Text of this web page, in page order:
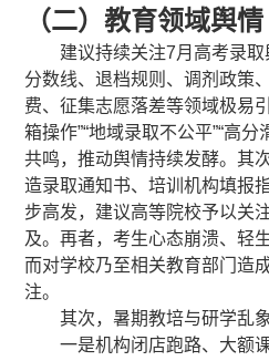
（二）教育领域舆情
建议持续关注7月高考录
分数线、退档规则、调剂政策
费、征集志愿落差等领域极易
箱操作”“地域录取不公平”“高
共鸣，推动舆情持续发酵。其
造录取通知书、培训机构填报
步高发，建议高等院校予以关
及。再者，考生心态崩溃、轻
而对学校乃至相关教育部门造
注。
其次，暑期教培与研学乱
一是机构闭店跑路、大额